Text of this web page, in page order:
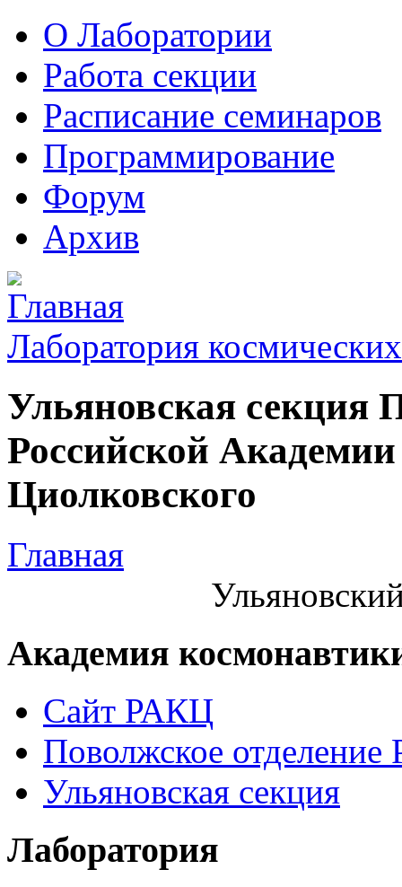
О Лаборатории
Работа секции
Расписание семинаров
Программирование
Форум
Архив
Лаборатория
Ульяновская секция
Российской
Циолковского
Главная
Академия
Сайт РАКЦ
Поволжское
Ульяновская секция
Лаборатория